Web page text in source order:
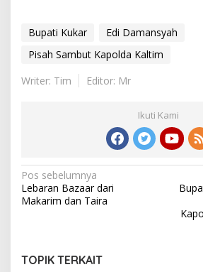
Bupati Kukar
Edi Damansyah
Pisah Sambut Kapolda Kaltim
Writer: Tim
Editor: Mr
Ikuti Kami
Navigasi
pos
Pos sebelumnya
Lebaran Bazaar dari
Makarim dan Taira
TOPIK TERKAIT